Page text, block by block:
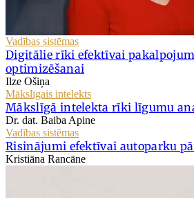
Vadības sistēmas
Digitālie rīki efektīvai
optimizēšanai
Ilze Ošiņa
Mākslīgais intelekts
Mākslīgā intelekta rīki līgumu
Dr. dat. Baiba Apine
Vadības sistēmas
Risinājumi efektīvai autoparku
Kristiāna Rancāne